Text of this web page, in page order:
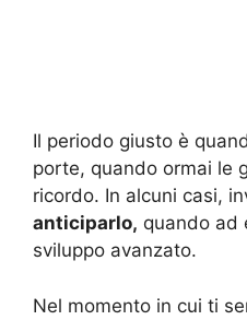
Il periodo giusto è
porte, quando ormai le
ricordo. In alcuni casi,
anticiparlo, quando ad
sviluppo avanzato.
Nel momento in cui ti